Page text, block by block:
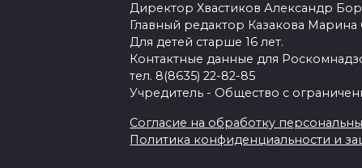
Директор Хвастиков Александр
Главный редактор Казакова Марина
Для детей старше 16 лет.
Контактные данные для
тел. 8(8635) 22-82-85
Учредитель - Общество с
Согласие на обработку
Политика конфиденциальности и